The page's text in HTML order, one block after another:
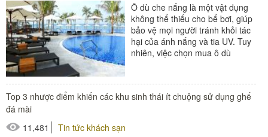
Ô dù che nắng là một vật dụng
không thể thiếu cho bể bơi, giúp
bảo vệ mọi người tránh khỏi tác
hại của ánh nắng và tia UV. Tuy
nhiên, việc chọn mua ô dù
Top 3 nhược điểm khiến các khu sinh thái ít chuộng sử dụng ghế
đá mài
11,481
Tin tức khách sạn